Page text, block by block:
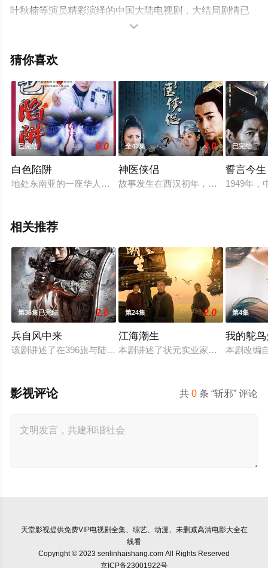
叶秋楠等演员精彩演绎的中国大陆电视剧，大结局剧情已
揭晓（全12集），手机免费观看高清无删减完整版电视剧
剧、电视猫或剧情网等平台了解。

猜你喜欢
已完结 9.0
白色陷阱
地处东南亚的一座华人医院，接连发生肿瘤患者死亡以及医生
全40集 3.0
神医侠侣
故事发生在西汉初年，成就一世功业
已完结
誓言今生
1949年，
相关推荐
第36集已完结 2.0
兵自风中来
该剧讲述了在396旅与陆军步兵学院联合举办的小型军事演习中
第24集 2.0
江海潮生
本剧讲述了状元实业家张謇创办大生
第4集
我的鸵
本剧改编
共0 条 “斩邪” 评论
影视评论
天堂影视提供免费VIP电视剧全集、综艺、动漫、未删减高清电影大全在
线看
Copyright © 2023 senlinhaishang.com All Rights Reserved
京ICP备23001922号